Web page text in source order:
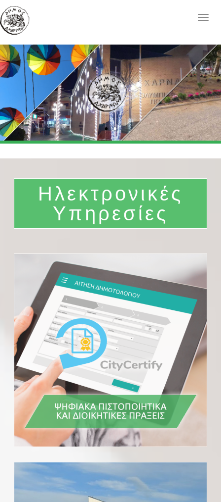
Ηλεκτρονικές
Υπηρεσίες